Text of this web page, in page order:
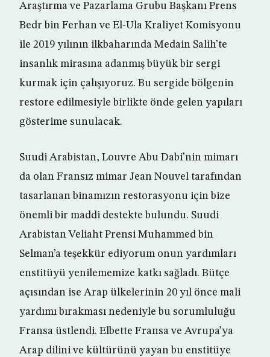
Araştırma ve Pazarlama Grubu Başkanı Prens
Bedr bin Ferhan ve El-Ula Kraliyet Komisyonu
ile 2019 yılının ilkbaharında Medain Salih’te
insanlık mirasına adanmış büyük bir sergi
kurmak için çalışıyoruz. Bu sergide bölgenin
restore edilmesiyle birlikte önde gelen yapıları
gösterime sunulacak.
Suudi Arabistan, Louvre Abu Dabi’nin mimarı
da olan Fransız mimar Jean Nouvel tarafından
tasarlanan binamızın restorasyonu için bize
önemli bir maddi destekte bulundu. Suudi
Arabistan Veliaht Prensi Muhammed bin
Selman’a teşekkür ediyorum onun yardımları
enstitüyü yenilememize katkı sağladı. Bütçe
açısından ise Arap ülkelerinin 20 yıl önce mali
yardımı bırakması nedeniyle bu sorumluluğu
Fransa üstlendi. Elbette Fransa ve Avrupa’ya
Arap dilini ve kültürünü yayan bu enstitüye